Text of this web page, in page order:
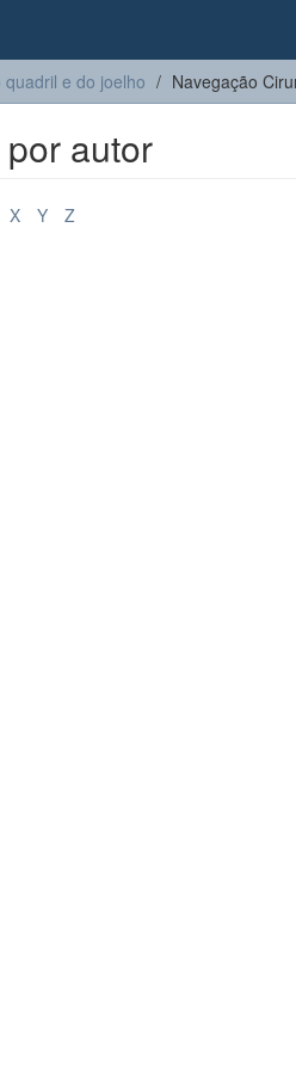
quadril e do joelho​ Navegação
autor
X Y Z